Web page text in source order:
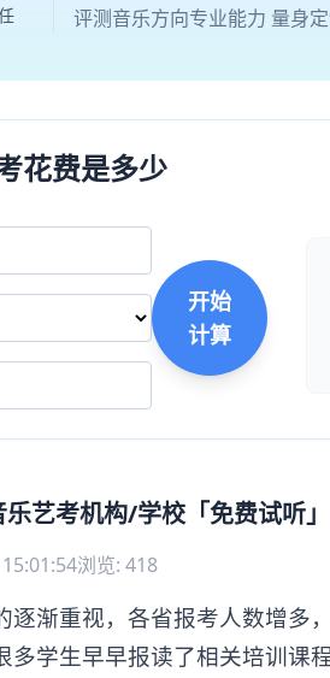
评测音乐方向专业能力 量身
花费是多少
开始
计算
艺考机构/学校「免费试听」
浏览: 418
渐重视，各省报考人数增多
多学生早早报读了相关培训课